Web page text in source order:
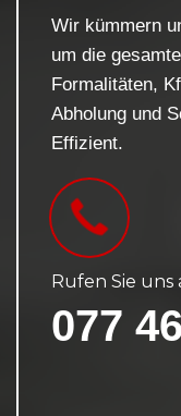
Wir kümmern
um die
Formalitäten,
Abholung und
Effizient.
Rufen Sie uns
077